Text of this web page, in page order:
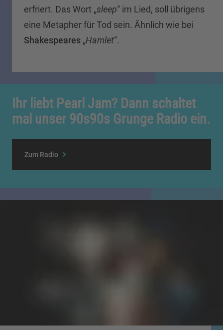
erfriert. Das Wort „sleep“ im Lied, soll übrigens
eine Metapher für Tod sein. Ähnlich wie bei
Shakespeares „Hamlet“.
Ihr liebt Pearl Jam? Dann schaltet
mal unser 90s90s Grunge Radio ein.
Zum Radio